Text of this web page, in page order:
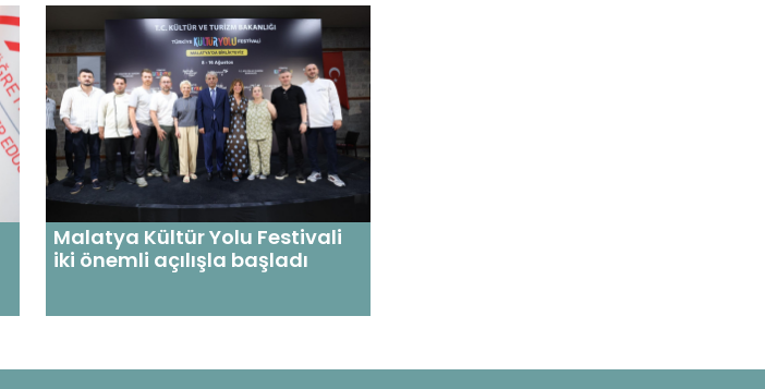
Malatya Kültür Yolu Festivali
iki önemli açılışla başladı